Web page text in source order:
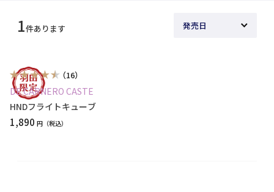
1件あります
（16）
DE CARNERO CASTE
HNDフライトキューブ
1,890 円